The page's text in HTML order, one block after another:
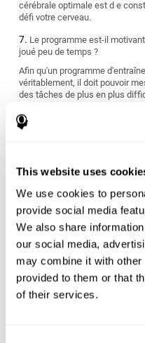
This website uses
We use cookies to
provide social media
We also share
our social media,
may combine it with other
provided to them or that
of their services.
cérébrale optimale est d e
défi votre cerveau.
Le programme est-il
joué peu de temps ?
Afin qu'un programme
véritablement, il doit pouvoir
des tâches de plus en plus
de stimulation cognitive qui
vos caractéristiques et
Certains programmes
court terme qui sont difficiles à
peuvent être finalement n'être
un programme qui vous évalue
nécessités d'apprentissage